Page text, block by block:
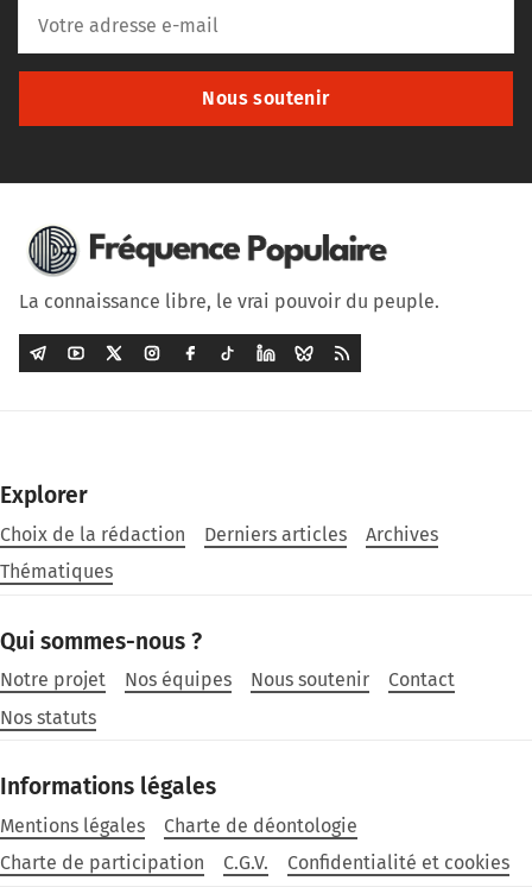
Nous soutenir
La connaissance libre, le vrai pouvoir du peuple.
Explorer
Choix de la rédaction Derniers articles
Archives
Thématiques
Qui sommes-nous ?
Notre projet Nos équipes Nous soutenir
Contact
Nos statuts
Informations légales
Mentions légales
Charte de déontologie
Charte de participation
C.G.V. Confidentialité et cookies